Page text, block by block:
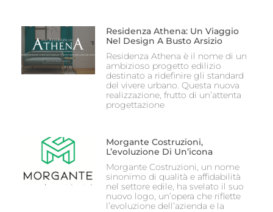
Residenza Athena: Un Viaggio
Nel Design A Busto Arsizio
Residenza Athena è il nome di un
ambizioso progetto edilizio
destinato a ridefinire gli standard
del vivere urbano. Questa nuova
realizzazione, frutto di un’attenta
progettazione
Morgante Costruzioni,
L’evoluzione Di Un’icona
Morgante Costruzioni, un nome
sinonimo di qualità e affidabilità
nel settore edile, ha svelato il suo
nuovo logo, un’opera che riflette
l’evoluzione dell’azienda e la